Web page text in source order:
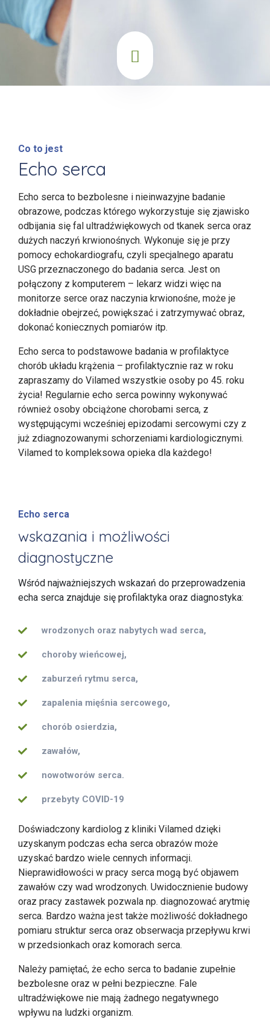
Co to jest
Echo serca
Echo serca to bezbolesne i nieinwazyjne badanie
obrazowe, podczas którego wykorzystuje się zjawisko
odbijania się fal ultradźwiękowych od tkanek serca oraz
dużych naczyń krwionośnych. Wykonuje się je przy
pomocy echokardiografu, czyli specjalnego aparatu
USG przeznaczonego do badania serca. Jest on
połączony z komputerem – lekarz widzi więc na
monitorze serce oraz naczynia krwionośne, może je
dokładnie obejrzeć, powiększać i zatrzymywać obraz,
dokonać koniecznych pomiarów itp.
Echo serca to podstawowe badania w profilaktyce
chorób układu krążenia – profilaktycznie raz w roku
zapraszamy do Vilamed wszystkie osoby po 45. roku
życia! Regularnie echo serca powinny wykonywać
również osoby obciążone chorobami serca, z
występującymi wcześniej epizodami sercowymi czy z
już zdiagnozowanymi schorzeniami kardiologicznymi.
Vilamed to kompleksowa opieka dla każdego!
Echo serca
wskazania i możliwości
diagnostyczne
Wśród najważniejszych wskazań do przeprowadzenia
echa serca znajduje się profilaktyka oraz diagnostyka:
wrodzonych oraz nabytych wad serca,
choroby wieńcowej,
zaburzeń rytmu serca,
zapalenia mięśnia sercowego,
chorób osierdzia,
zawałów,
nowotworów serca.
przebyty COVID-19
Doświadczony kardiolog z kliniki Vilamed dzięki
uzyskanym podczas echa serca obrazów może
uzyskać bardzo wiele cennych informacji.
Nieprawidłowości w pracy serca mogą być objawem
zawałów czy wad wrodzonych. Uwidocznienie budowy
oraz pracy zastawek pozwala np. diagnozować arytmię
serca. Bardzo ważna jest także możliwość dokładnego
pomiaru struktur serca oraz obserwacja przepływu krwi
w przedsionkach oraz komorach serca.
Należy pamiętać, że echo serca to badanie zupełnie
bezbolesne oraz w pełni bezpieczne. Fale
ultradźwiękowe nie mają żadnego negatywnego
wpływu na ludzki organizm.